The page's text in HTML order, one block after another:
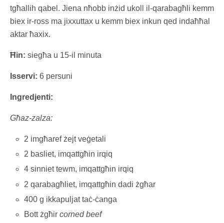
tgħallih qabel. Jiena nħobb inżid ukoll il-qarabagħli kemm
biex ir-ross ma jixxuttax u kemm biex inkun qed indaħħal
aktar ħaxix.
Ħin: siegħa u 15-il minuta
Isservi: 6 persuni
Ingredjenti:
Għaz-zalza:
2 imgħaref żejt veġetali
2 basliet, imqattgħin irqiq
4 sinniet tewm, imqattgħin irqiq
2 qarabagħliet, imqattgħin dadi żgħar
400 g ikkapuljat taċ-ċanga
Bott żgħircorned beef